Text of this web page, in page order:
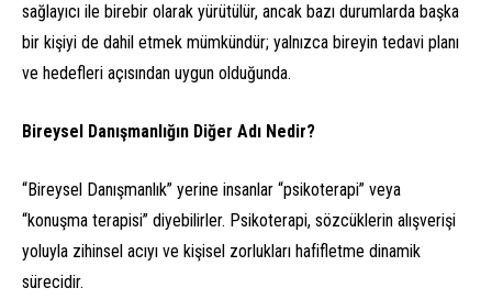
sağlayıcı ile birebir olarak yürütülür, ancak bazı durumlarda başka
bir kişiyi de dahil etmek mümkündür; yalnızca bireyin tedavi planı
ve hedefleri açısından uygun olduğunda.
Bireysel Danışmanlığın Diğer Adı Nedir?
“Bireysel Danışmanlık” yerine insanlar “psikoterapi” veya
“konuşma terapisi” diyebilirler. Psikoterapi, sözcüklerin alışverişi
yoluyla zihinsel acıyı ve kişisel zorlukları hafifletme dinamik
sürecidir.